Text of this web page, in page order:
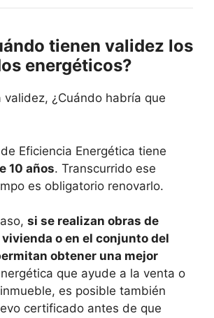
tienen validez los
energéticos?
validez, ¿Cuándo habría que
Eficiencia Energética tiene
10 años. Transcurrido ese
es obligatorio renovarlo.
si se realizan obras de
o en el conjunto del
obtener una mejor
que ayude a la venta o
es posible también
certificado antes de que